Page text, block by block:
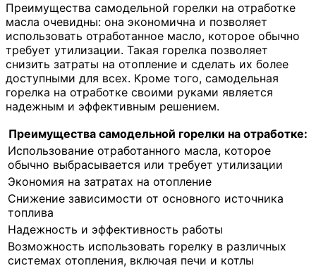
Преимущества самодельной горелки на отработке
масла очевидны: она экономична и позволяет
использовать отработанное масло, которое обычно
требует утилизации. Такая горелка позволяет
снизить затраты на отопление и сделать их более
доступными для всех. Кроме того, самодельная
горелка на отработке своими руками является
надежным и эффективным решением.
Преимущества самодельной горелки на отработке:
Использование отработанного масла, которое
обычно выбрасывается или требует утилизации
Экономия на затратах на отопление
Снижение зависимости от основного источника
топлива
Надежность и эффективность работы
Возможность использовать горелку в различных
системах отопления, включая печи и котлы